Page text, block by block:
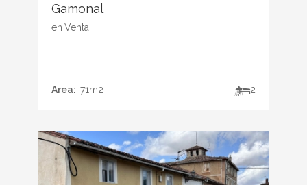
Gamonal
en Venta
Area: 71m2 2